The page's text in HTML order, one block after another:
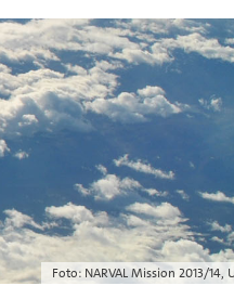
Foto: NARVAL Mission 2013/14,